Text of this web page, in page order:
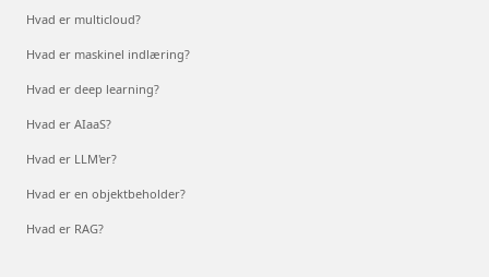
Hvad er multicloud?
Hvad er maskinel indlæring?
Hvad er deep learning?
Hvad er AIaaS?
Hvad er LLM'er?
Hvad er en objektbeholder?
Hvad er RAG?